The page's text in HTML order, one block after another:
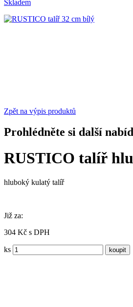
Skladem
Zpět na výpis produktů
Prohlédněte si další
RUSTICO talíř
hluboký kulatý talíř
Již za:
304 Kč s DPH
ks